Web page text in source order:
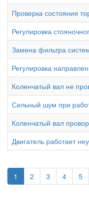
Проверка состояния
Регулировка
Замена фильтра
Регулировка
Коленчатый вал не
Сильный шум при
Коленчатый вал
Двигатель работает
1 2 3 4 5